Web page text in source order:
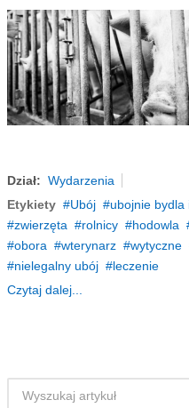
Dział: Wydarzenia
Etykiety
Ubój ubojnie bydla
zwierzęta
rolnicy hodowla
obora
wterynarz wytyczne
nielegalny ubój
leczenie
Czytaj dalej...